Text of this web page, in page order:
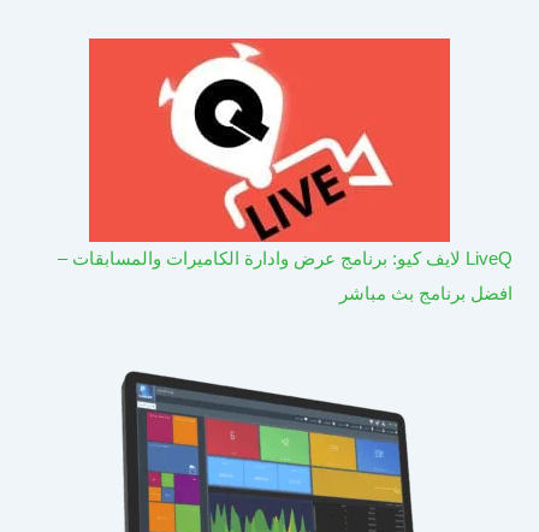
LiveQ لايف كيو: برنامج عرض وادارة الكاميرات والمسابقات –
افضل برنامج بث مباشر